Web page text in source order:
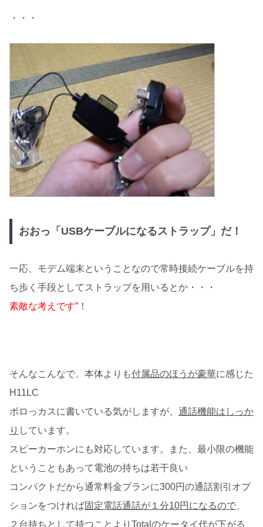
・・・
おおっ「USBケーブルになるストラップ」だ！
一応、モデム端末ということなので常時接続ケーブルを持
ち歩く手段としてストラップを用いるとか・・・
素敵な考えです”！
そんなこんなで、本体よりも付属品のほうが豪華に感じた
H11LC
ボロっカスに書いている気がしますが、 通話機能はしっか
り しています。
スピーカーホンにも対応しています。また、最小限の機能
ということもあって電池の持ちは若干良い
コンパクトだから通常料金プランに300円の通話割引オプ
ションをつければ固定電話通話が１分10円になるので
２台持ちとして持つことよりTotalのケータイ代が下がる